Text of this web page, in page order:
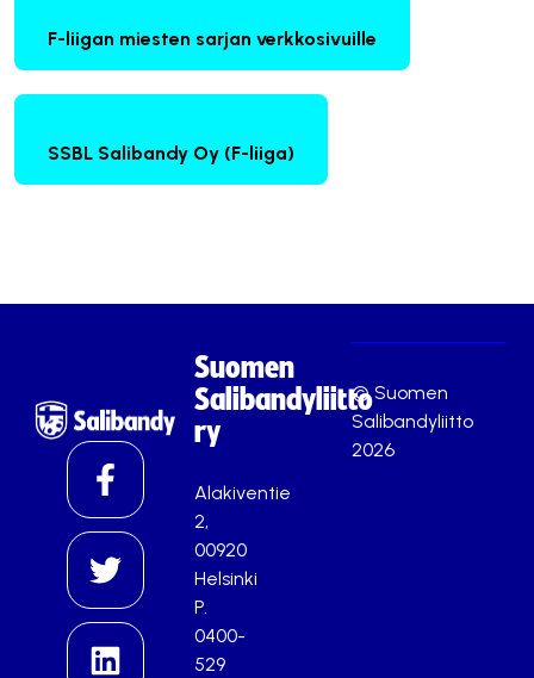
F-liigan miesten sarjan verkkosivuille
SSBL Salibandy Oy (F-liiga)
Suomen
Salibandyliitto
ry
Alakiventie
2,
00920
Helsinki
P.
0400-
529
© Suomen
Salibandyliitto
2026